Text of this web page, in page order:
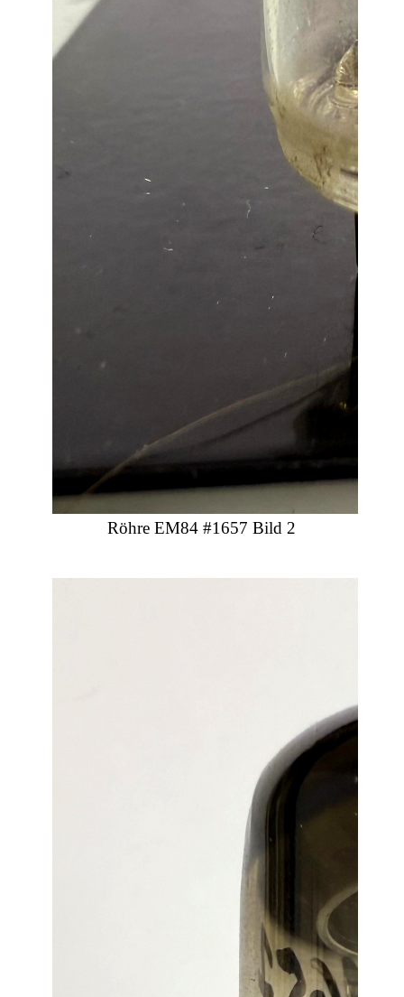
Röhre EM84 #1657 Bild 2